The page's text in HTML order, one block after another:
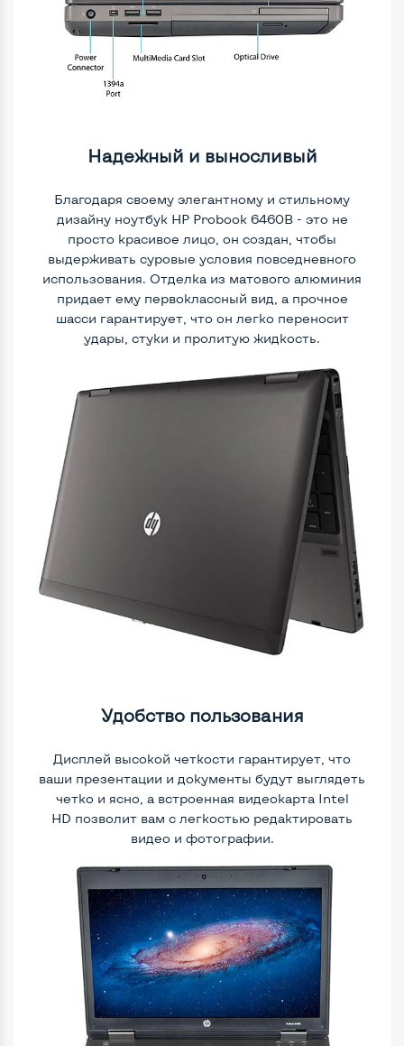
Надежный и выносливый
Благодаря своему элегантному и стильному
дизайну ноутбук HP Probook 6460B - это не
просто красивое лицо, он создан, чтобы
выдерживать суровые условия повседневного
использования. Отделка из матового алюминия
придает ему первоклассный вид, а прочное
шасси гарантирует, что он легко переносит
удары, стуки и пролитую жидкость.
Удобство пользования
Дисплей высокой четкости гарантирует, что
ваши презентации и документы будут выглядеть
четко и ясно, а встроенная видеокарта Intel
HD позволит вам с легкостью редактировать
видео и фотографии.